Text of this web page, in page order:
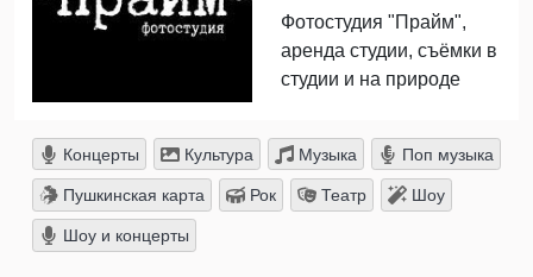
Фотостудия "Прайм",
аренда студии, съёмки в
студии и на природе
Концерты Культура Музыка Поп музыка
Пушкинская карта Рок Театр Шоу
Шоу и концерты